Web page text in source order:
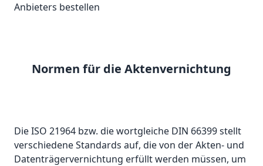
Anbieters bestellen
Normen für die Aktenvernichtung
Die ISO 21964 bzw. die wortgleiche DIN 66399 stellt
verschiedene Standards auf, die von der Akten- und
Datenträgervernichtung erfüllt werden müssen, um